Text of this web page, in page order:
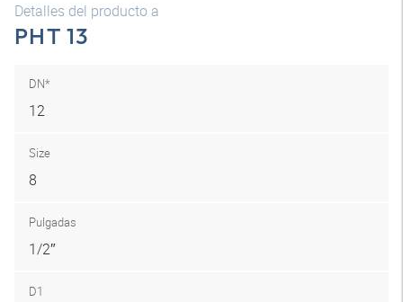
Detalles del producto a
PHT 13
DN*
12
Size
8
Pulgadas
1/2″
D1